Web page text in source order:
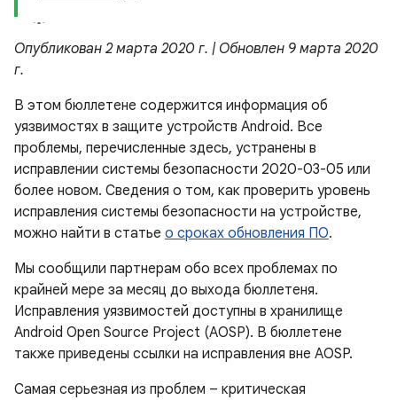
Опубликован 2 марта 2020 г. | Обновлен 9 марта 2020
г.
В этом бюллетене содержится информация об
уязвимостях в защите устройств Android. Все
проблемы, перечисленные здесь, устранены в
исправлении системы безопасности 2020-03-05 или
более новом. Сведения о том, как проверить уровень
исправления системы безопасности на устройстве,
можно найти в статье о сроках обновления ПО.
Мы сообщили партнерам обо всех проблемах по
крайней мере за месяц до выхода бюллетеня.
Исправления уязвимостей доступны в хранилище
Android Open Source Project (AOSP). В бюллетене
также приведены ссылки на исправления вне AOSP.
Самая серьезная из проблем – критическая